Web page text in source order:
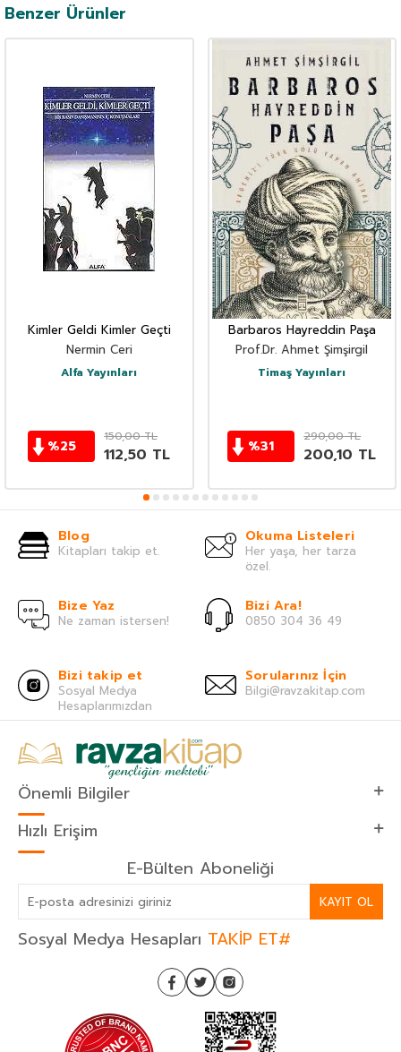
Benzer Ürünler
Kimler Geldi Kimler Geçti
Nermin Ceri
Alfa Yayınları
%25
150,00TL
112,50 TL
Barbaros Hayreddin Paşa
Prof.Dr. Ahmet Şimşirgil
Timaş Yayınları
%31
290,00TL
200,10 TL
Blog
Kitapları takip et.
Okuma Listeleri
Her yaşa, her tarza
özel.
Bize Yaz
Ne zaman istersen!
Bizi Ara!
0850 304 36 49
Bizi takip et
Sosyal Medya
Hesaplarımızdan
Sorularınız İçin
Bilgi@ravzakitap.com
Önemli Bilgiler
Hızlı Erişim
E-Bülten Aboneliği
KAYIT OL
Sosyal Medya Hesapları TAKİP ET#